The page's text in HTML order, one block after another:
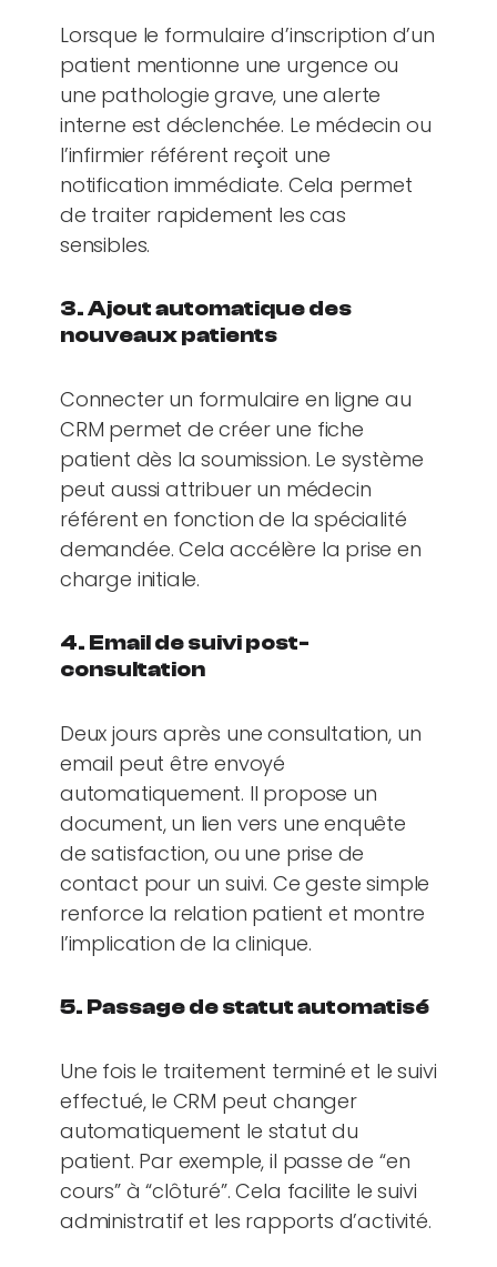
Lorsque le formulaire d’inscription d’un
patient mentionne une urgence ou
une pathologie grave, une alerte
interne est déclenchée. Le médecin ou
l’infirmier référent reçoit une
notification immédiate. Cela permet
de traiter rapidement les cas
sensibles.
3. Ajout automatique des
nouveaux patients
Connecter un formulaire en ligne au
CRM permet de créer une fiche
patient dès la soumission. Le système
peut aussi attribuer un médecin
référent en fonction de la spécialité
demandée. Cela accélère la prise en
charge initiale.
4. Email de suivi post-
consultation
Deux jours après une consultation, un
email peut être envoyé
automatiquement. Il propose un
document, un lien vers une enquête
de satisfaction, ou une prise de
contact pour un suivi. Ce geste simple
renforce la relation patient et montre
l’implication de la clinique.
5. Passage de statut automatisé
Une fois le traitement terminé et le suivi
effectué, le CRM peut changer
automatiquement le statut du
patient. Par exemple, il passe de “en
cours” à “clôturé”. Cela facilite le suivi
administratif et les rapports d’activité.